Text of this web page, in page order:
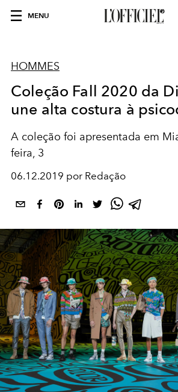
MENU
HOMMES
Coleção Fall 2020 da
une alta costura à
A coleção foi apresentada em
feira, 3
06.12.2019 por Redação